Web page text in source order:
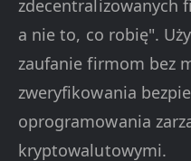
zdecentralizowanych
a nie to, co robię".
zaufanie firmom bez
zweryfikowania
oprogramowania
kryptowalutowymi.